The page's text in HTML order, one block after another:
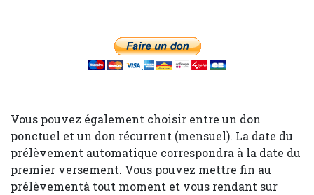
Vous pouvez également choisir entre un don
ponctuel et un don récurrent (mensuel). La date du
prélèvement automatique correspondra à la date du
premier versement. Vous pouvez mettre fin au
prélèvementà tout moment et vous rendant sur